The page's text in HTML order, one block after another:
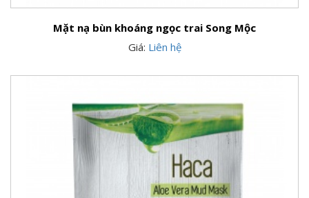
Mặt nạ bùn khoáng ngọc trai Song Mộc
Giá: Liên hệ